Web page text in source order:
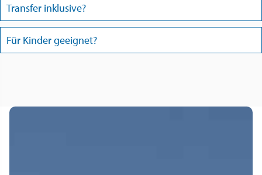
Transfer inklusive?
Für Kinder geeignet?